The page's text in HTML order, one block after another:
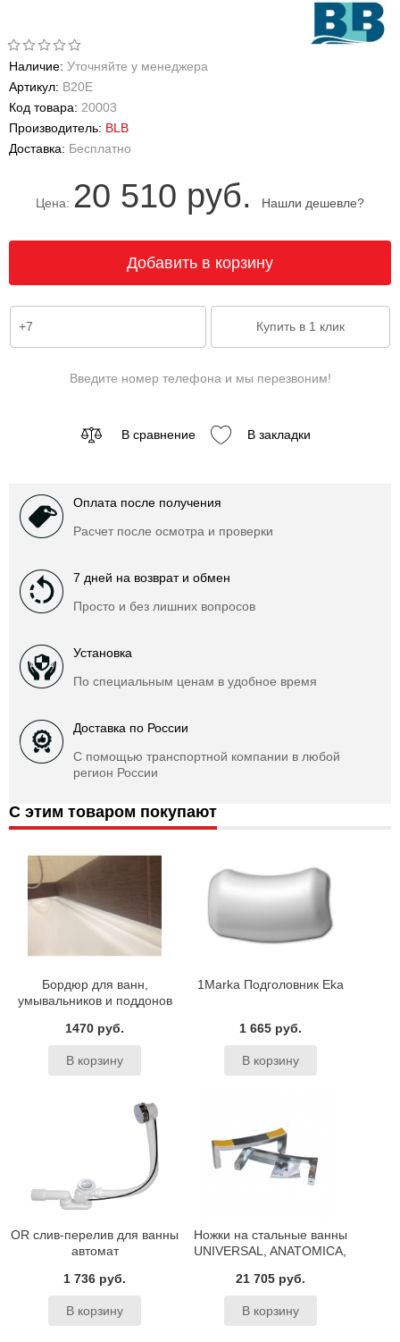
Наличие: Уточняйте у менеджера
Артикул: B20E
Код товара: 20003
Производитель: BLB
Доставка: Бесплатно
Цена: 20 510 руб. Нашли дешевле?
Введите номер телефона и мы перезвоним!
В сравнение В закладки
Оплата после получения
Расчет после осмотра и проверки
7 дней на возврат и обмен
Просто и без лишних вопросов
Установка
По специальным ценам в удобное время
Доставка по России
С помощью транспортной компании в любой
регион России
С этим товаром покупают
Бордюр для ванн,
умывальников и поддонов
1470 руб.
1Marka Подголовник Eka
1 665 руб.
OR слив-перелив для ванны
автомат
1 736 руб.
Ножки на стальные ванны
UNIVERSAL, ANATOMICA,
21 705 руб.